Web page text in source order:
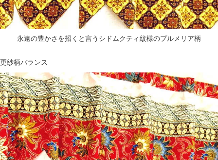
永遠の豊かさを招くと言うシドムクティ紋様のプルメリア柄
更紗柄バランス